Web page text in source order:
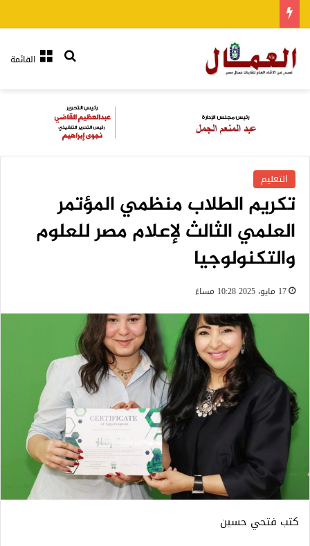
القائمةبحث عن
التعليم
تكريم الطلاب منظمي المؤتمر
العلمي الثالث لإعلام مصر للعلوم
والتكنولوجيا
17 مايو، 2025 10:28 مساءً
كتب فتحي حسين